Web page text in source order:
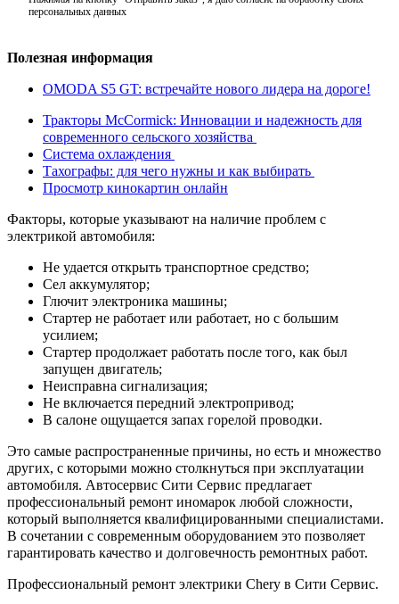
персональных данных
Полезная информация
OMODA S5 GT: встречайте нового лидера на дороге!
Тракторы McCormick: Инновации и надежность для
современного сельского хозяйства
Система охлаждения
Тахографы: для чего нужны и как выбирать
Просмотр кинокартин онлайн
Факторы, которые указывают на наличие проблем с
электрикой автомобиля:
Не удается открыть транспортное средство;
Сел аккумулятор;
Глючит электроника машины;
Стартер не работает или работает, но с большим
усилием;
Стартер продолжает работать после того, как был
запущен двигатель;
Неисправна сигнализация;
Не включается передний электропривод;
В салоне ощущается запах горелой проводки.
Это самые распространенные причины, но есть и множество
других, с которыми можно столкнуться при эксплуатации
автомобиля. Автосервис Сити Сервис предлагает
профессиональный ремонт иномарок любой сложности,
который выполняется квалифицированными специалистами.
В сочетании с современным оборудованием это позволяет
гарантировать качество и долговечность ремонтных работ.
Профессиональный ремонт электрики Chery в Сити Сервис.